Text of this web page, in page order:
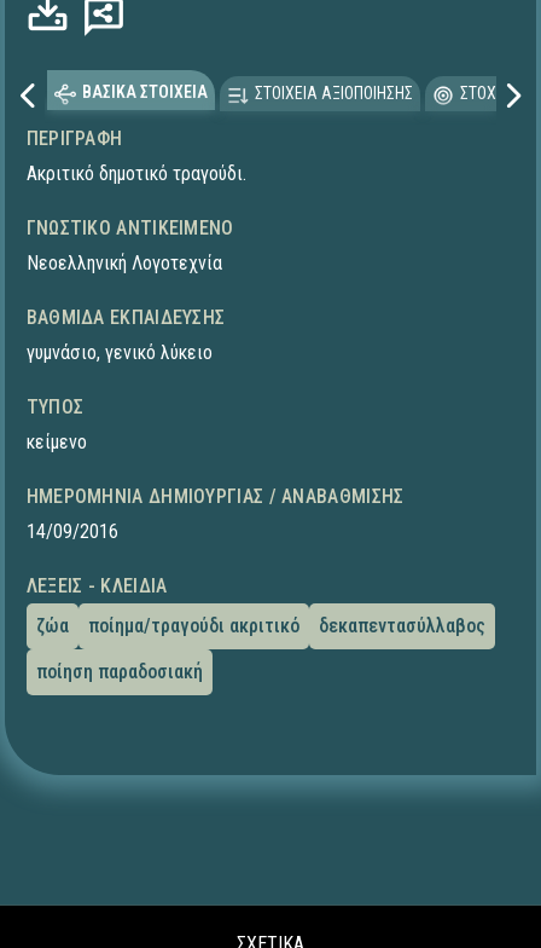
ΒΑΣΙΚΑ ΣΤΟΙΧΕΙΑ ΣΤΟΙΧΕΙΑ ΑΞΙΟΠΟΙΗΣΗΣ
ΠΕΡΙΓΡΑΦΉ
Ακριτικό δημοτικό τραγούδι.
ΓΝΩΣΤΙΚΌ ΑΝΤΙΚΕΊΜΕΝΟ
Νεοελληνική Λογοτεχνία
ΒΑΘΜΊΔΑ ΕΚΠΑΊΔΕΥΣΗΣ
γυμνάσιο, γενικό λύκειο
ΤΎΠΟΣ
κείμενο
ΗΜΕΡΟΜΗΝΊΑ ΔΗΜΙΟΥΡΓΊΑΣ / ΑΝΑΒΆΘΜΙΣΗΣ
14/09/2016
ΛΈΞΕΙΣ - ΚΛΕΙΔΙΆ
ζώα
ποίημα/τραγούδι ακριτικό
δεκαπεντασύλλαβος
ποίηση παραδοσιακή